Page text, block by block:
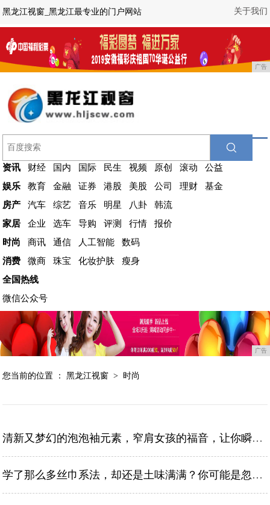
关于我们
黑龙江视窗_黑龙江最专业的门户网站
广告
资讯 财经 国内 国际 民生 视频 原创 滚动
公益
娱乐
教育 金融 证券 港股 美股 公司 理财
基金
房产
汽车 综艺 音乐 明星 八卦
韩流
家居
企业 选车 导购 评测 行情
报价
时尚
商讯 通信 人工智能
数码
消费
微商 珠宝 化妆护肤
瘦身
全国热线
微信公众号
广告
您当前的位置 ：黑龙江视窗 > 时尚
清新又梦幻的泡泡袖元素，窄肩女孩的福音，让你瞬间气场不一样
学了那么多丝巾系法，却还是土味满满？你可能是忽略了这几点